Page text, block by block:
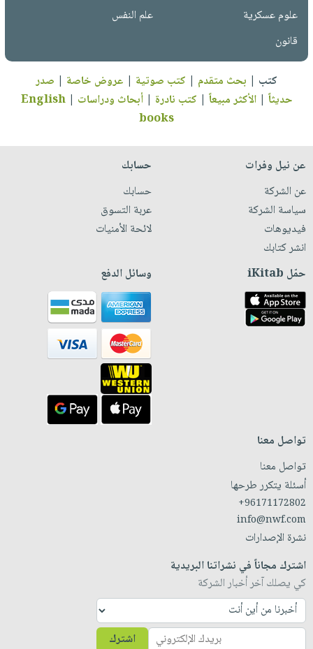
علوم عسكرية
علم النفس
قانون
كتب | بحث متقدم | كتب صوتية | عروض خاصة | صدر
حديثاً |الأكثر مبيعاً | كتب نادرة |أبحاث ودراسات |
English
books
عن نيل وفرات
عن الشركة
سياسة الشركة
فيديوهات
انشر كتابك
حسابك
حسابك
عربة التسوق
لائحة الأمنيات
حمّل iKitab وسائل الدفع
تواصل معنا
تواصل معنا
أسئلة يتكرر طرحها
+96171172802
info@nwf.com
نشرة الإصدارات
اشترك مجاناً في نشراتنا البريدية
كي يصلك آخر أخبار الشركة
اشترك